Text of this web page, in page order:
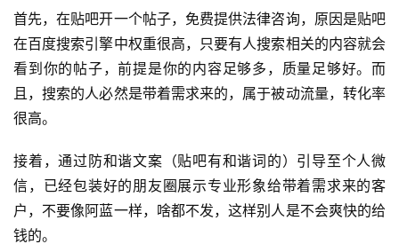
运
营
百
科
创
资
源
首先，在贴吧开一个帖子，免费提供法律咨询，原因是贴吧
在百度搜索引擎中权重很高，只要有人搜索相关的内容就会
看到你的帖子，前提是你的内容足够多，质量足够好。而
且，搜索的人必然是带着需求来的，属于被动流量，转化率
很高。
接着，通过防和谐文案（贴吧有和谐词的）引导至个人微
信，已经包装好的朋友圈展示专业形象给带着需求来的客
户，不要像阿蓝一样，啥都不发，这样别人是不会爽快的给
钱的。